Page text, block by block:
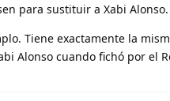
para sustituir a Xabi Alonso.
Tiene exactamente la
Alonso cuando fichó por el